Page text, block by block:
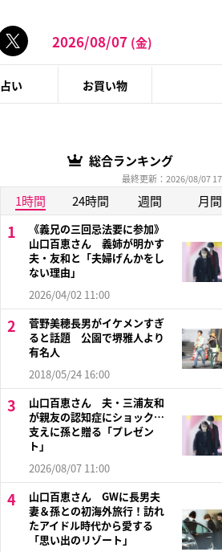
2026/08/07 (金)
占い お買い物
総合ランキング
最終更新：2026/08/07
1時間 24時間 週間 月間
《義兄の三回忌法要に参加》
山口百恵さん 義姉が明かす
夫・友和と「夫婦げんかをし
ない理由」
2026/04/02 11:00
菅野美穂長男がイケメンすぎ
ると話題 公園で堺雅人より
有名人
2018/05/24 16:00
山口百恵さん 夫・三浦友和
が親友の認知症にショック…
支えに孫と贈る「プレゼン
ト」
2026/08/07 11:00
山口百恵さん GWに長男夫
妻＆孫との初海外旅行！訪れ
たアイドル時代から愛する
「思い出のリゾート」